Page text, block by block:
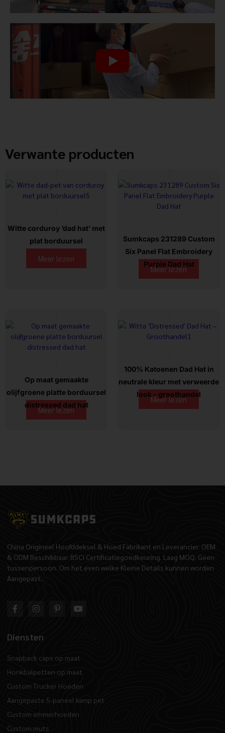
Verwante producten
Witte corduroy ‘dad hat’ met
plat borduursel
Meer lezen
Sumkcaps 231289 Custom
Six Panel Flat Embroidery
Purple Dad Hat
Meer lezen
Op maat gemaakte
olijfgroene platte borduursel
distressed dad hat
Meer lezen
100% Katoenen Dad Hat in
neutrale kleur met verweerde
look – groothandel
Meer lezen
China Origineel Hoofddeksel & Hoed Fabrikant en Leverancier. OEM
& ODM Beschikbaar. BSCI Certificatiegoedkeuring. Laag MOQ. Geen
tussenpersoon. Om het even welke Kleine Details kunnen worden
Aangepast.
Diensten
Snapback caps op maat
Honkbalpetten op maat
Custom Trucker Hoeden
Aangepaste 5-paneel kamp pet
Custom emmerhoeden
Custom muts